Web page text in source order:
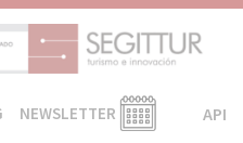
NEWSLETTER API